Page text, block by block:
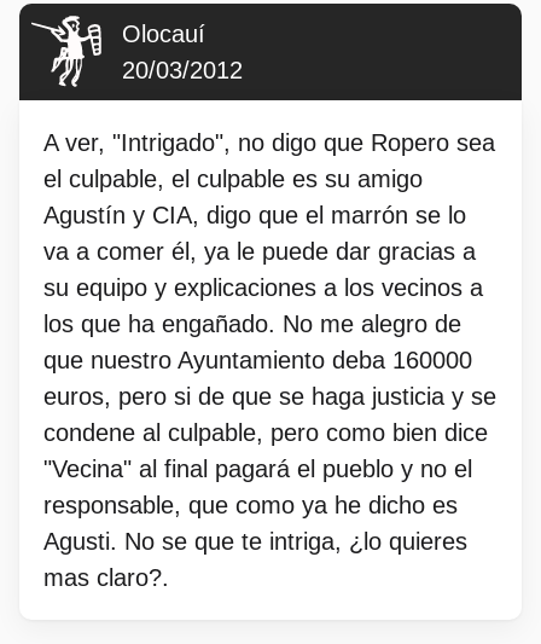
Olocauí
20/03/2012
A ver, "Intrigado", no digo que Ropero sea
el culpable, el culpable es su amigo
Agustín y CIA, digo que el marrón se lo
va a comer él, ya le puede dar gracias a
su equipo y explicaciones a los vecinos a
los que ha engañado. No me alegro de
que nuestro Ayuntamiento deba 160000
euros, pero si de que se haga justicia y se
condene al culpable, pero como bien dice
"Vecina" al final pagará el pueblo y no el
responsable, que como ya he dicho es
Agusti. No se que te intriga, ¿lo quieres
mas claro?.